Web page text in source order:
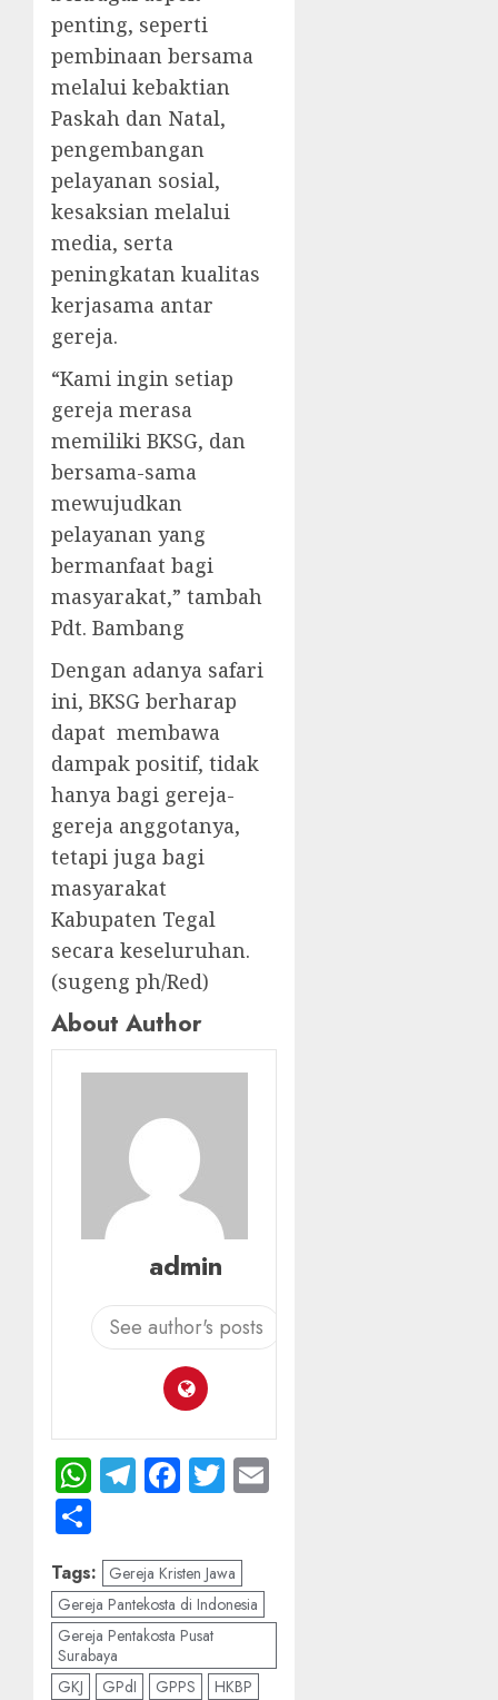
penting, seperti
pembinaan bersama
melalui kebaktian
Paskah dan Natal,
pengembangan
pelayanan sosial,
kesaksian melalui
media, serta
peningkatan kualitas
kerjasama antar
gereja.
“Kami ingin setiap
gereja merasa
memiliki BKSG, dan
bersama-sama
mewujudkan
pelayanan yang
bermanfaat bagi
masyarakat,” tambah
Pdt. Bambang
Dengan adanya safari
ini, BKSG berharap
dapat membawa
dampak positif, tidak
hanya bagi gereja-
gereja anggotanya,
tetapi juga bagi
masyarakat
Kabupaten Tegal
secara keseluruhan.
(sugeng ph/Red)
About Author
admin
See author's posts
WhatsApp
Telegram
Facebook
Twitter
Tags:
Gereja Kristen Jawa
Gereja Pantekosta di Indonesia
Gereja Pentakosta Pusat
Surabaya
GKJ
GPdI GPPS
HKBP